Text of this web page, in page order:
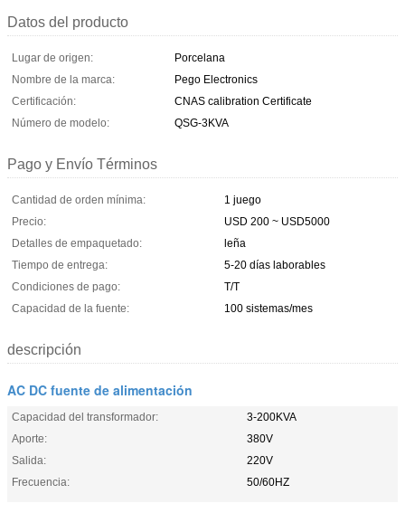
Datos del producto
Lugar de origen:
Porcelana
Nombre de la marca:
Pego Electronics
Certificación:
CNAS calibration Certificate
Número de modelo:
QSG-3KVA
Pago y Envío Términos
Cantidad de orden mínima:
1 juego
Precio:
USD 200 ~ USD5000
Detalles de empaquetado:
leña
Tiempo de entrega:
5-20 días laborables
Condiciones de pago:
T/T
Capacidad de la fuente:
100 sistemas/mes
descripción
AC DC fuente de alimentación
Capacidad del transformador:
3-200KVA
Aporte:
380V
Salida:
220V
Frecuencia:
50/60HZ